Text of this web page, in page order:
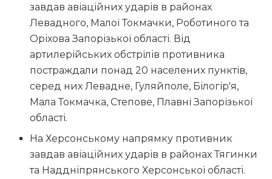
завдав авіаційних ударів в районах
Левадного, Малої Токмачки, Роботиного та
Оріхова Запорізької області. Від
артилерійських обстрілів противника
постраждали понад 20 населених пунктів,
серед них Левадне, Гуляйполе, Білогір′я,
Мала Токмачка, Степове, Плавні Запорізької
області.
На Херсонському напрямку противник
завдав авіаційних ударів в районах Тягинки
та Наддніпрянського Херсонської області.